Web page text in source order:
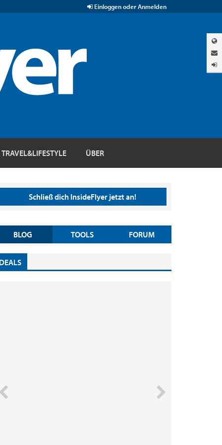
Einloggen oder Anmelden
TRAVEL&LIFESTYLE ÜBER
Schließ dich InsideFlyer jetzt an!
BLOG TOOLS FORUM
DEALS